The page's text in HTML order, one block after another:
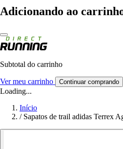
Adicionando ao
Subtotal do carrinho
Ver meu carrinho Continuar comprando
Loading...
Início
/ Sapatos de trail adidas Terrex